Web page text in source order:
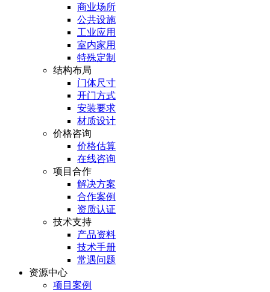
商业场所
公共设施
工业应用
室内家用
特殊定制
结构布局
门体尺寸
开门方式
安装要求
材质设计
价格咨询
价格估算
在线咨询
项目合作
解决方案
合作案例
资质认证
技术支持
产品资料
技术手册
常遇问题
资源中心
项目案例